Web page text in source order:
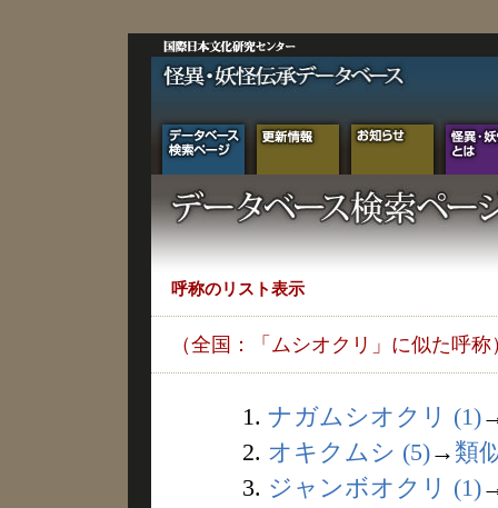
呼称のリスト表示
（全国：「ムシオクリ」に似た呼称
1. ナガムシオクリ (1)
2. オキクムシ (5)→ 類
3. ジャンボオクリ (1)